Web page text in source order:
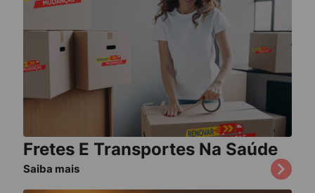
Fretes E Transportes Na Saúde
Saiba mais